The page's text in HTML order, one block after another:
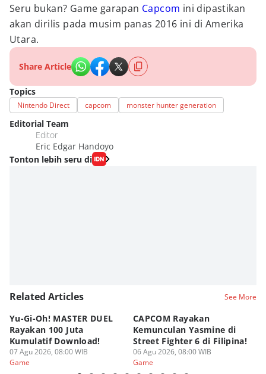
Seru bukan? Game garapan Capcom ini dipastikan
akan dirilis pada musim panas 2016 ini di Amerika
Utara.
Share Article
Topics
Nintendo Direct capcom monster hunter generation
Editorial Team
Editor
Eric Edgar Handoyo
Tonton lebih seru di
Related Articles See More
Yu-Gi-Oh! MASTER DUEL
Rayakan 100 Juta
Kumulatif Download!
07 Agu 2026, 08:00 WIB
Game
CAPCOM Rayakan
Kemunculan Yasmine di
Street Fighter 6 di Filipina!
06 Agu 2026, 08:00 WIB
Game